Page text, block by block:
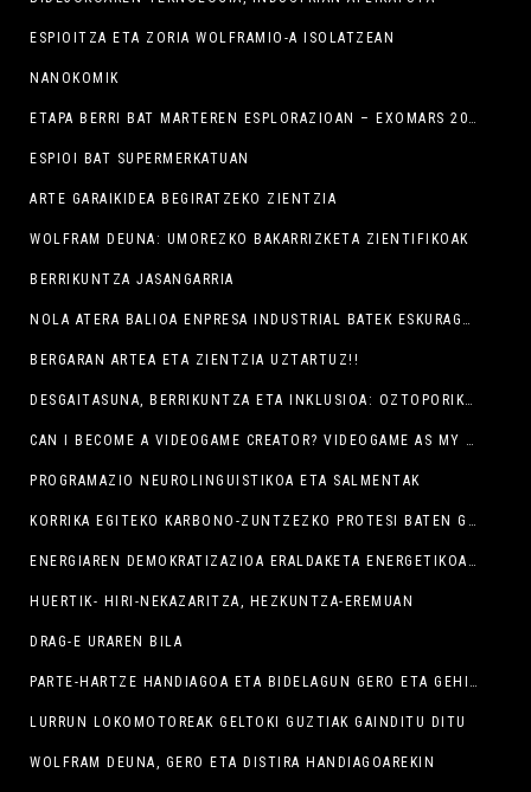
ESPIOITZA ETA ZORIA WOLFRAMIO-A ISOLATZEAN
NANOKOMIK
ETAPA BERRI BAT MARTEREN ESPLORAZIOAN – EXOMARS 2020 MISIOA
ESPIOI BAT SUPERMERKATUAN
ARTE GARAIKIDEA BEGIRATZEKO ZIENTZIA
WOLFRAM DEUNA: UMOREZKO BAKARRIZKETA ZIENTIFIKOAK
BERRIKUNTZA JASANGARRIA
NOLA ATERA BALIOA ENPRESA INDUSTRIAL BATEK ESKURAGARRI DITUEN DATU-KOPURU GERO ETA HANDIAGOETATIK, ERA PRAKTIKOAN.
BERGARAN ARTEA ETA ZIENTZIA UZTARTUZ!!
DESGAITASUNA, BERRIKUNTZA ETA INKLUSIOA: OZTOPORIK GABEKO TRINOMIOA.
CAN I BECOME A VIDEOGAME CREATOR? VIDEOGAME AS MY BUSINESS
PROGRAMAZIO NEUROLINGUISTIKOA ETA SALMENTAK
KORRIKA EGITEKO KARBONO-ZUNTZEZKO PROTESI BATEN GARAPENA
ENERGIAREN DEMOKRATIZAZIOA ERALDAKETA ENERGETIKOAREN BIDEZ
HUERTIK- HIRI-NEKAZARITZA, HEZKUNTZA-EREMUAN
DRAG-E URAREN BILA
PARTE-HARTZE HANDIAGOA ETA BIDELAGUN GERO ETA GEHIAGO ZIENTZIA TEKNOLOGIA ETA BERRIKUNTZA JARDUNALDIETAN
LURRUN LOKOMOTOREAK GELTOKI GUZTIAK GAINDITU DITU
WOLFRAM DEUNA, GERO ETA DISTIRA HANDIAGOAREKIN